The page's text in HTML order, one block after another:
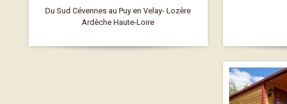
Du Sud Cévennes au Puy en Velay- Lozère
Ardèche Haute-Loire